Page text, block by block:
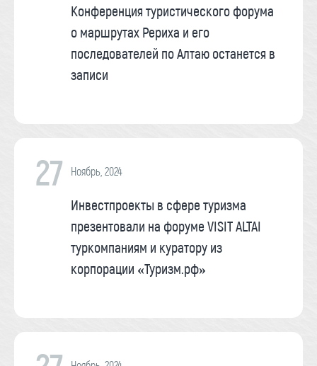
Конференция туристического форума
о маршрутах Рериха и его
последователей по Алтаю останется в
записи
27 Ноябрь, 2024
Инвестпроекты в сфере туризма
презентовали на форуме VISIT ALTAI
туркомпаниям и куратору из
корпорации «Туризм.рф»